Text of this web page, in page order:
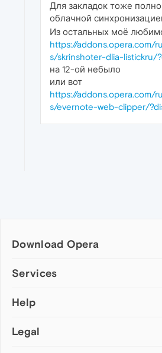
Для закладок тоже
облачной
Из остальных моё
https://addons.opera.com/
s/skrinshoter-dlia-listickru/
на 12-ой небыло
или вот
https://addons.opera.com/
s/evernote-web-clipper/
Download Opera
Computer browsers
Opera for Mac
Opera beta version
Services
Add-ons
Wallpapers
Help
Help & support
Legal